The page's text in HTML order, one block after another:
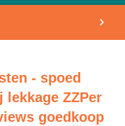
- spoed
lekkage ZZPer
goedkoop